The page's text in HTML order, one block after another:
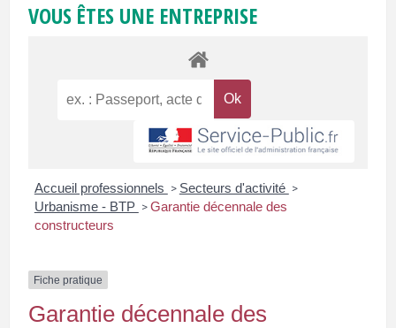
VOUS ÊTES UNE ENTREPRISE
Accueil professionnels > Secteurs d'activité >
Urbanisme - BTP >Garantie décennale des
constructeurs
Fiche pratique
Garantie décennale des